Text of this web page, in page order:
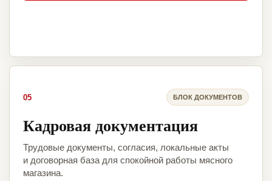
05 БЛОК ДОКУМЕНТОВ
Кадровая документация
Трудовые документы, согласия, локальные акты
и договорная база для спокойной работы мясного
магазина.